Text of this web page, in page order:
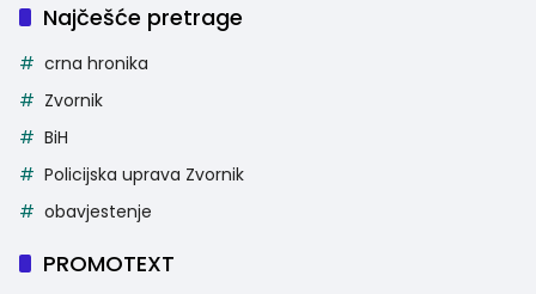
Najčešće pretrage
crna hronika
Zvornik
BiH
Policijska uprava Zvornik
obavjestenje
PROMOTEXT